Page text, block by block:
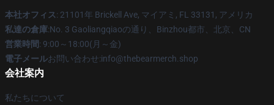
本社オフィス: 21101年 Brickell Ave, マイアミ, FL 33131, アメリカ
私達の倉庫:No. 3 Gaoliangqiaoの通り、Binzhou都市、北京、CN
営業時間: 9:00～18:00(月～金)
電子メールお問い合わせ:info@thebearmerch.shop
会社案内
私たちについて